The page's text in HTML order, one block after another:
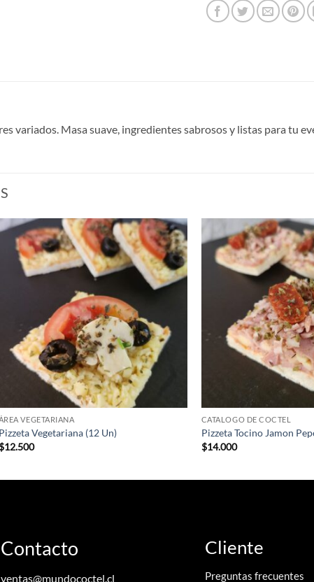
variados. Masa suave, ingredientes sabrosos y listas para tu
VEGETARIANA
Pizzeta Vegetariana (12 Un)
12.500
CATALOGO DE COCTEL
Pizzeta Tocino Jamon
$14.000
Contacto
ventas@mundococtel.cl
Cliente
Preguntas frecuentes